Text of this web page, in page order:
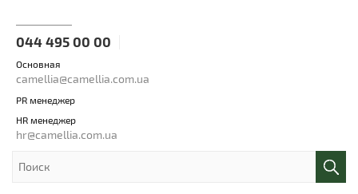
044 495 00 00
Основная
camellia@camellia.com.ua
PR менеджер
HR менеджер
hr@camellia.com.ua